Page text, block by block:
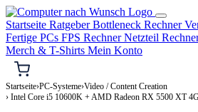
Startseite RatgeberBottleneck Rechner
Fertige PCs FPS RechnerNetzteil
Merch & T-Shirts Mein Konto
Startseite›PC-Systeme›Video / Content Creation
› Intel Core i5 10600K + AMD Radeon RX 5500 XT